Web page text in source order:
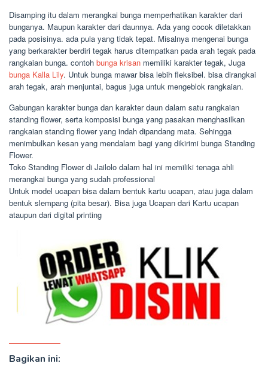
Disamping itu dalam merangkai bunga memperhatikan karakter dari
bunganya. Maupun karakter dari daunnya. Ada yang cocok diletakkan
pada posisinya. ada pula yang tidak tepat. Misalnya mengenai bunga
yang berkarakter berdiri tegak harus ditempatkan pada arah tegak pada
rangkaian bunga. contoh bunga krisan memiliki karakter tegak, Juga
bunga Kalla Lily. Untuk bunga mawar bisa lebih fleksibel. bisa dirangkai
arah tegak, arah menjuntai, bagus juga untuk mengeblok rangkaian.
Gabungan karakter bunga dan karakter daun dalam satu rangkaian
standing flower, serta komposisi bunga yang pasakan menghasilkan
rangkaian standing flower yang indah dipandang mata. Sehingga
menimbulkan kesan yang mendalam bagi yang dikirimi bunga Standing
Flower.
Toko Standing Flower di Jailolo dalam hal ini memiliki tenaga ahli
merangkai bunga yang sudah professional
Untuk model ucapan bisa dalam bentuk kartu ucapan, atau juga dalam
bentuk slempang (pita besar). Bisa juga Ucapan dari Kartu ucapan
ataupun dari digital printing
Bagikan ini: